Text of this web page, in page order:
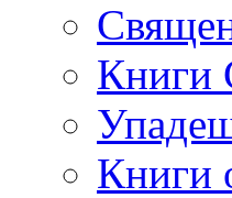
Книги
Книги